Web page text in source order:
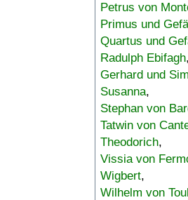
Petrus von
Primus und
Quartus und
Radulph Ebifagh,
Gerhard und
Susanna,
Stephan von
Tatwin von
Theodorich,
Vissia von
Wigbert,
Wilhelm von